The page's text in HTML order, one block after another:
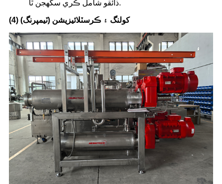
ذائقو شامل ڪري سگهجن ٿا.
(4) کولنگ ۽ ڪرسٽلائيزيشن (ٽيمپرنگ)